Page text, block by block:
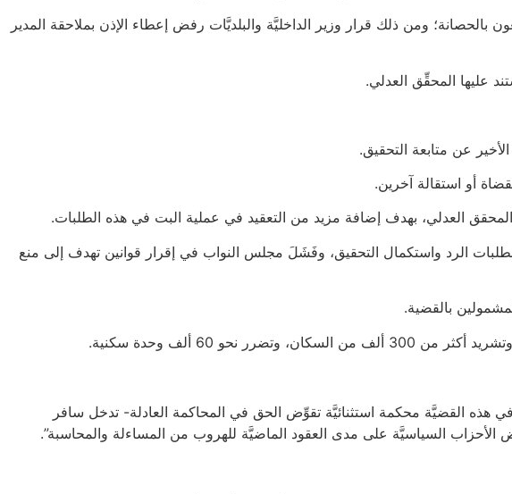
ومن ذلك قرار وزير الداخليَّة والبلديَّات رفض إعطاء الإذن بملاحقة المدير
عليها المحقِّق العدلي.
أو استقالة آخرين.
العدلي، بهدف إضافة مزيد من التعقيد في عملية البت في هذه الطلبات.
الرد واستكمال التحقيق، وفَشَلَ مجلس النواب في إقرار قوانين تهدف إلى منع
بالقضية.
هذه القضيَّة محكمة استثنائيَّة تقوِّض الحق في المحاكمة العادلة- تدخل سافر
السياسيَّة على مدى العقود الماضيَّة للهروب من المساءلة والمحاسبة”.